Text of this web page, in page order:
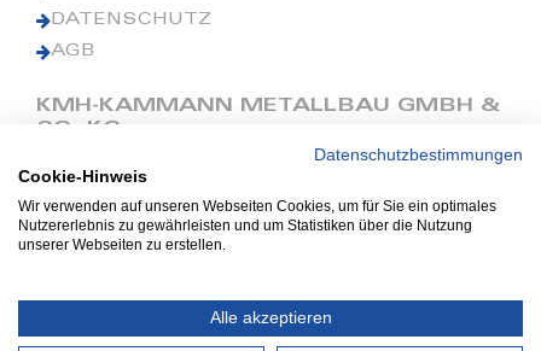
DATENSCHUTZ
AGB
KMH-KAMMANN METALLBAU GMBH &
CO. KG
Phone: +49 (0) 42 41 9390 0
Fax: +49 (0) 42 41 9390 90
E-Mail: office@kmh.net
Industriestraße 13
Datenschutzbestimmungen
Cookie-Hinweis
Wir verwenden auf unseren Webseiten Cookies, um für Sie ein optimales
Nutzererlebnis zu gewährleisten und um Statistiken über die Nutzung
unserer Webseiten zu erstellen.
Alle akzeptieren